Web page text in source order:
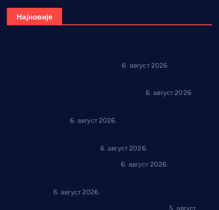
Најновије
6. август 2026.
6. август 2026.
6. август 2026.
6. август 2026.
6. август 2026.
6. август 2026.